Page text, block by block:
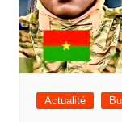
Actualité